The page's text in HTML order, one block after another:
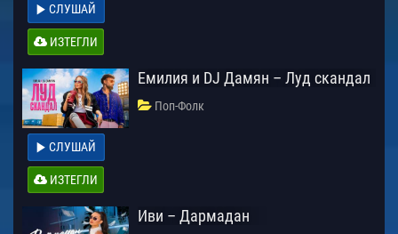
СЛУШАЙ
ИЗТЕГЛИ
Емилия и DJ Дамян – Луд скандал
Поп-Фолк
СЛУШАЙ
ИЗТЕГЛИ
Иви – Дармадан